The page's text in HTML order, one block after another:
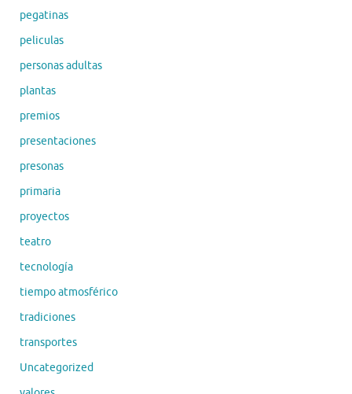
pegatinas
peliculas
personas adultas
plantas
premios
presentaciones
presonas
primaria
proyectos
teatro
tecnología
tiempo atmosférico
tradiciones
transportes
Uncategorized